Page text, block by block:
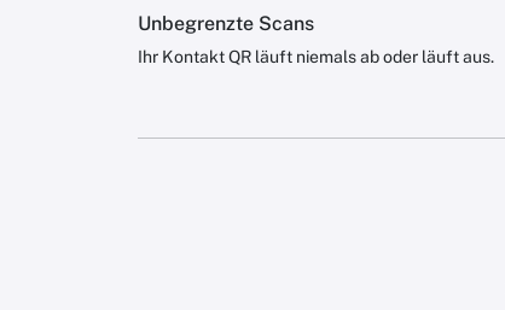
Unbegrenzte Scans
Ihr Kontakt QR läuft niemals ab oder läuft aus.